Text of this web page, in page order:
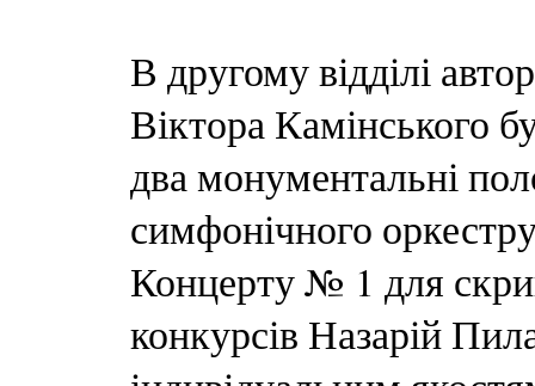
В другому відділі
Віктора Камінського
два монументальні
симфонічного
Концерту № 1 для
конкурсів Назарій